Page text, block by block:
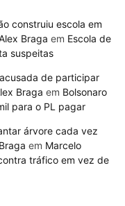
construiu escola em
Braga em Escola de
suspeitas
de participar
Braga em Bolsonaro
para o PL pagar
árvore cada vez
em Marcelo
tráfico em vez de